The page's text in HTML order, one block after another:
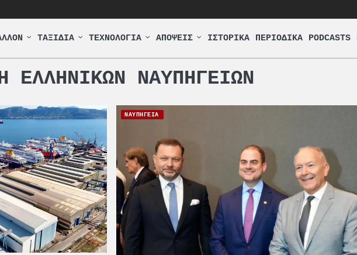
ΤΑΞΙΔΙΑ ΤΕΧΝΟΛΟΓΙΑ ΑΠΟΨΕΙΣ ΙΣΤΟΡΙΚΑ ΠΕΡΙΟΔΙΚΑ PODCASTS
ΕΛΛΗΝΙΚΩΝ ΝΑΥΠΗΓΕΙΩΝ
ΝΑΥΠΗΓΕΙΑ